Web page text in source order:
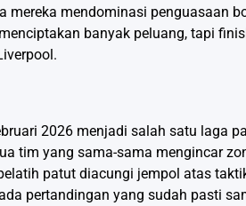
mendominasi penguasaan
banyak peluang, tapi
2026 menjadi salah satu laga
tim yang sama-sama mengincar
patut diacungi jempol atas
pertandingan yang sudah pasti